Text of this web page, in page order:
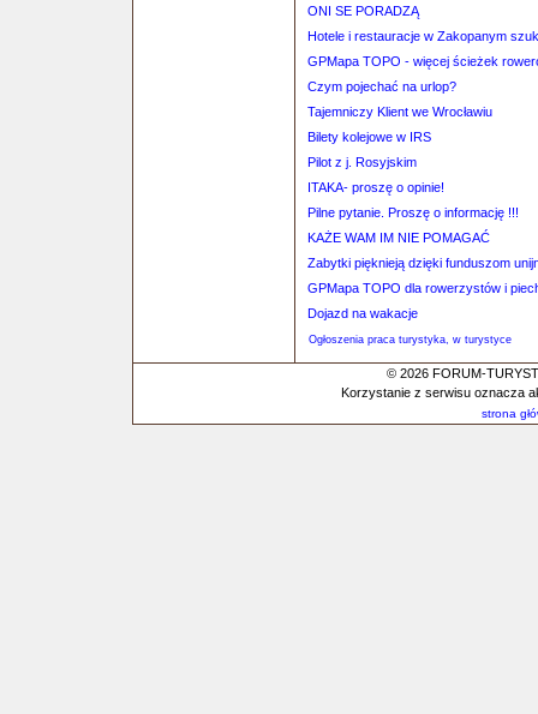
ONI SE PORADZĄ
Hotele i restauracje w Zakopanym
GPMapa TOPO - więcej ścieżek
Czym pojechać na urlop?
Tajemniczy Klient we Wrocławiu
Bilety kolejowe w IRS
Pilot z j. Rosyjskim
ITAKA- proszę o opinie!
Pilne pytanie. Proszę o informację !!!
KAŻE WAM IM NIE POMAGAĆ
Zabytki pięknieją dzięki funduszom
GPMapa TOPO dla rowerzystów i
Dojazd na wakacje
Ogłoszenia praca turystyka, w turystyce
© 2026 FORUM-
Korzystanie z serwisu oznacza
strona